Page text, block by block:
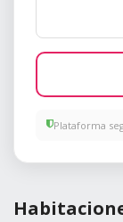
Plataforma